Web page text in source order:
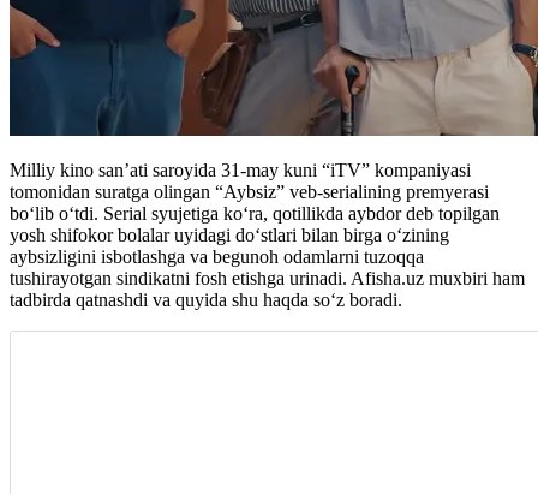
Milliy kino san’ati saroyida 31-may kuni “iTV” kompaniyasi
tomonidan suratga olingan “Aybsiz” veb-serialining premyerasi
boʻlib oʻtdi. Serial syujetiga koʻra, qotillikda aybdor deb topilgan
yosh shifokor bolalar uyidagi do‘stlari bilan birga o‘zining
aybsizligini isbotlashga va begunoh odamlarni tuzoqqa
tushirayotgan sindikatni fosh etishga urinadi. Afisha.uz muxbiri ham
tadbirda qatnashdi va quyida shu haqda soʻz boradi.